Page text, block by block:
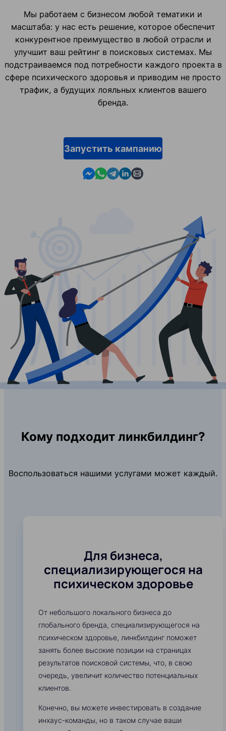
Мы работаем с бизнесом любой тематики и
масштаба: у нас есть решение, которое обеспечит
конкурентное преимущество в любой отрасли и
улучшит ваш рейтинг в поисковых системах. Мы
подстраиваемся под потребности каждого проекта в
сфере психического здоровья и приводим не просто
трафик, а будущих лояльных клиентов вашего
бренда.
Запустить кампанию
Contact us in Messenger
Contact us in WhatsApp
Contact us in Telegram
Contact us in Linkedin
Contact us by email
Кому подходит линкбилдинг?
Воспользоваться нашими услугами может каждый.
Для бизнеса,
специализирующегося на
психическом здоровье
От небольшого локального бизнеса до
глобального бренда, специализирующегося на
психическом здоровье, линкбилдинг поможет
занять более высокие позиции на страницах
результатов поисковой системы, что, в свою
очередь, увеличит количество потенциальных
клиентов.
Конечно, вы можете инвестировать в создание
инхаус-команды, но в таком случае ваши